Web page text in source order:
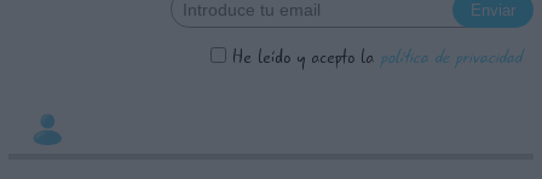
He leído y acepto la política de privacidad
Información adicional